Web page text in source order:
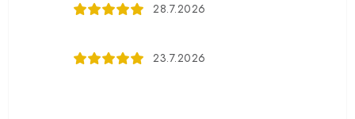
28.7.2026
23.7.2026